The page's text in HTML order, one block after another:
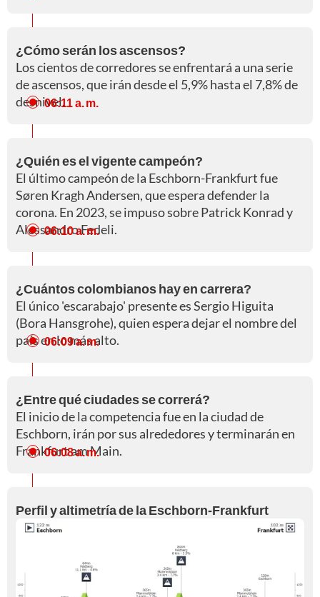
¿Cómo serán los ascensos?
Los cientos de corredores se enfrentará a una serie
de ascensos, que irán desde el 5,9% hasta el 7,8% de
desnivel.06:11 a. m.
¿Quién es el vigente campeón?
El último campeón de la Eschborn-Frankfurt fue
Søren Kragh Andersen, que espera defender la
corona. En 2023, se impuso sobre Patrick Konrad y
Alessandro Fedeli.
06:10 a. m.
¿Cuántos colombianos hay en carrera?
El único 'escarabajo' presente es Sergio Higuita
(Bora Hansgrohe), quien espera dejar el nombre del
país en lo más alto.
06:09 a. m.
¿Entre qué ciudades se correrá?
El inicio de la competencia fue en la ciudad de
Eschborn, irán por sus alrededores y terminarán en
Frankfurt am Main.
06:08 a. m.
Perfil y altimetría de la Eschborn-Frankfurt